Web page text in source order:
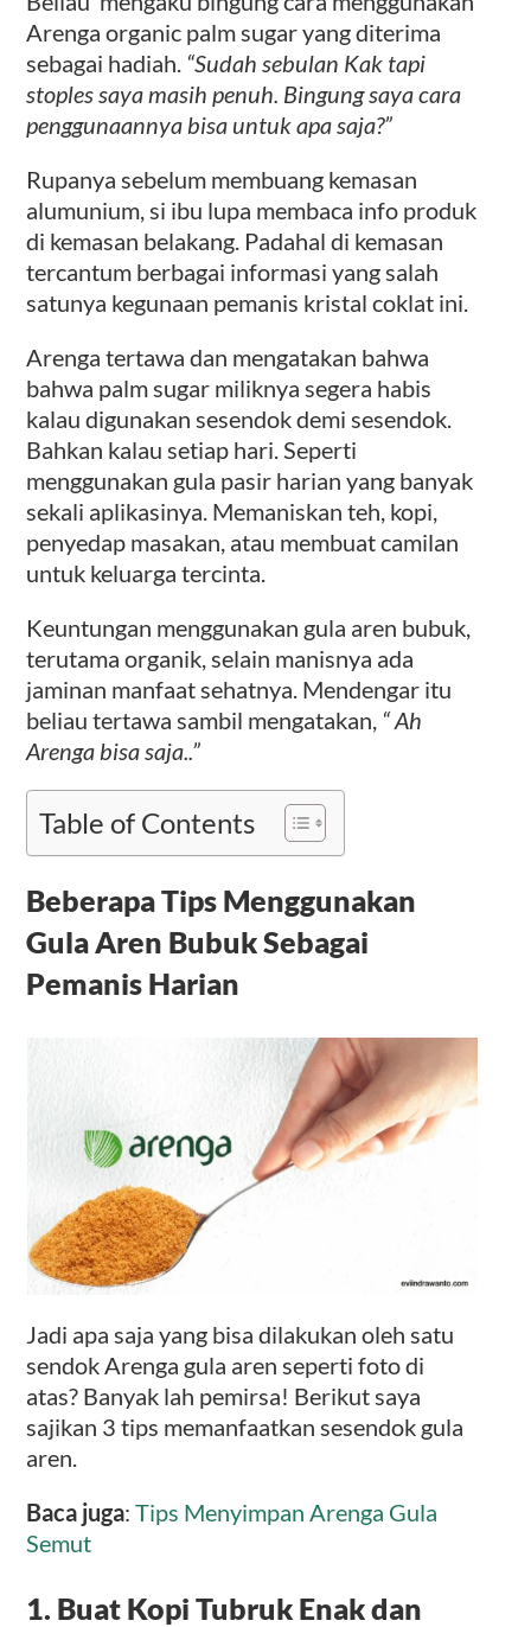
Arenga organic palm sugar yang diterima
sebagai hadiah. “Sudah sebulan Kak tapi
stoples saya masih penuh. Bingung saya cara
penggunaannya bisa untuk apa saja?”
Rupanya sebelum membuang kemasan
alumunium, si ibu lupa membaca info produk
di kemasan belakang. Padahal di kemasan
tercantum berbagai informasi yang salah
satunya kegunaan pemanis kristal coklat ini.
Arenga tertawa dan mengatakan bahwa
bahwa palm sugar miliknya segera habis
kalau digunakan sesendok demi sesendok.
Bahkan kalau setiap hari. Seperti
menggunakan gula pasir harian yang banyak
sekali aplikasinya. Memaniskan teh, kopi,
penyedap masakan, atau membuat camilan
untuk keluarga tercinta.
Keuntungan menggunakan gula aren bubuk,
terutama organik, selain manisnya ada
jaminan manfaat sehatnya. Mendengar itu
beliau tertawa sambil mengatakan, “ Ah
Arenga bisa saja..”
Table of Contents
Beberapa Tips Menggunakan
Gula Aren Bubuk Sebagai
Pemanis Harian
Jadi apa saja yang bisa dilakukan oleh satu
sendok Arenga gula aren seperti foto di
atas? Banyak lah pemirsa! Berikut saya
sajikan 3 tips memanfaatkan sesendok gula
aren.
Baca juga:Tips Menyimpan Arenga Gula
Semut
1. Buat Kopi Tubruk Enak dan